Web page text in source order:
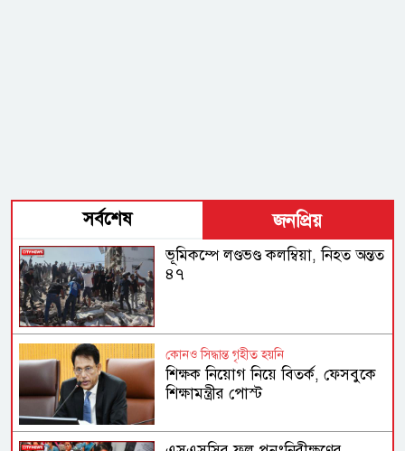
সর্বশেষ জনপ্রিয়
ভূমিকম্পে লণ্ডভণ্ড কলম্বিয়া, নিহত অন্তত
৪৭
কোনও সিদ্ধান্ত গৃহীত হয়নি
শিক্ষক নিয়োগ নিয়ে বিতর্ক, ফেসবুকে
শিক্ষামন্ত্রীর পোস্ট